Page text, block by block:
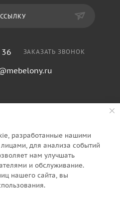
ЗАКАЗАТЬ ЗВОНОК
Мебелони
разработанные нашими
для анализа событий
нам улучшать
и обслуживание.
нашего сайта, вы